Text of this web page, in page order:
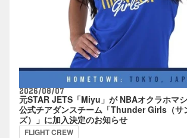
2026/08/07
元STAR JETS「Miyu」が NBAオクラホマ
公式チアダンスチーム「Thunder Girls（サ
ズ）」に加入決定のお知らせ
FLIGHT CREW